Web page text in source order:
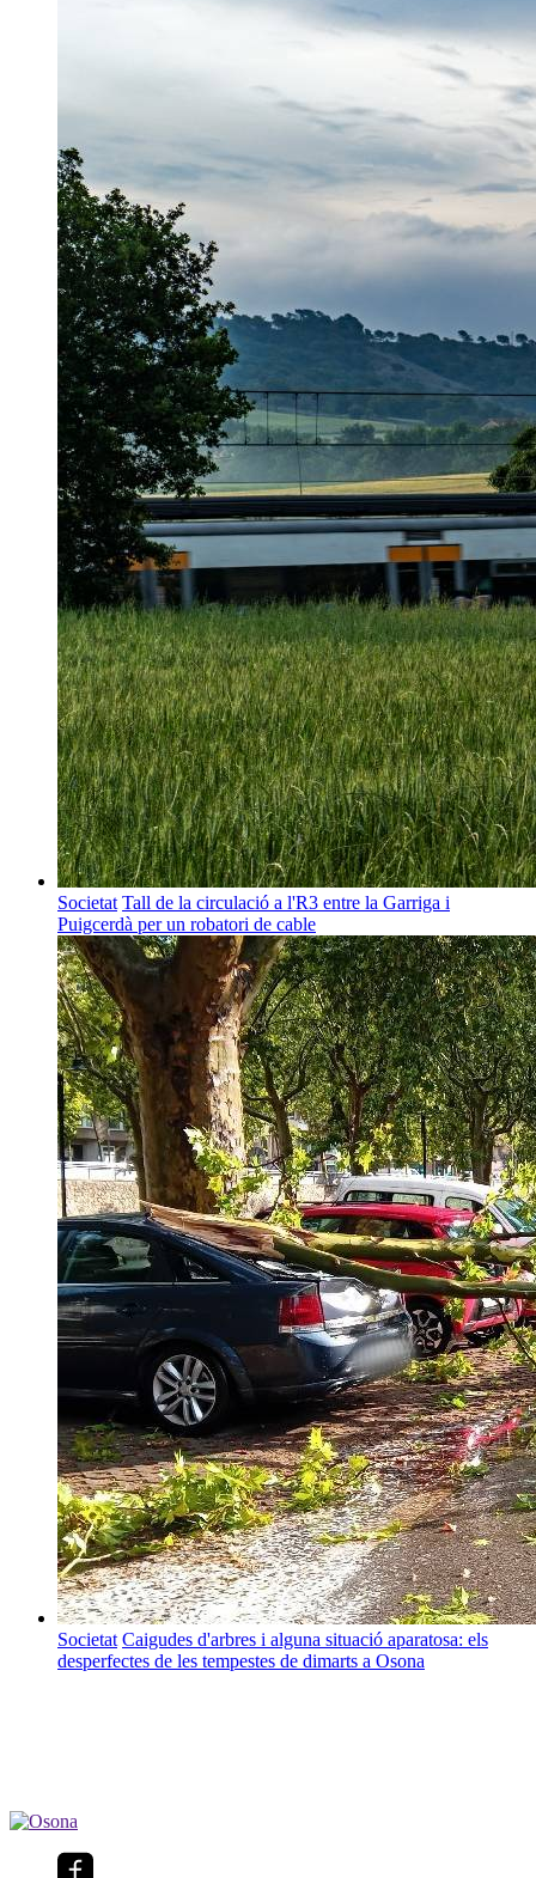
Societat Tall de la circulació a l'R3 entre la Garriga i
Puigcerdà per un robatori de cable
Societat Caigudes d'arbres i alguna situació aparatosa: els
desperfectes de les tempestes de dimarts a Osona